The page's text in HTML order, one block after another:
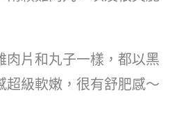
肉片和丸子一樣，都以黑
超級軟嫩，很有舒肥感～